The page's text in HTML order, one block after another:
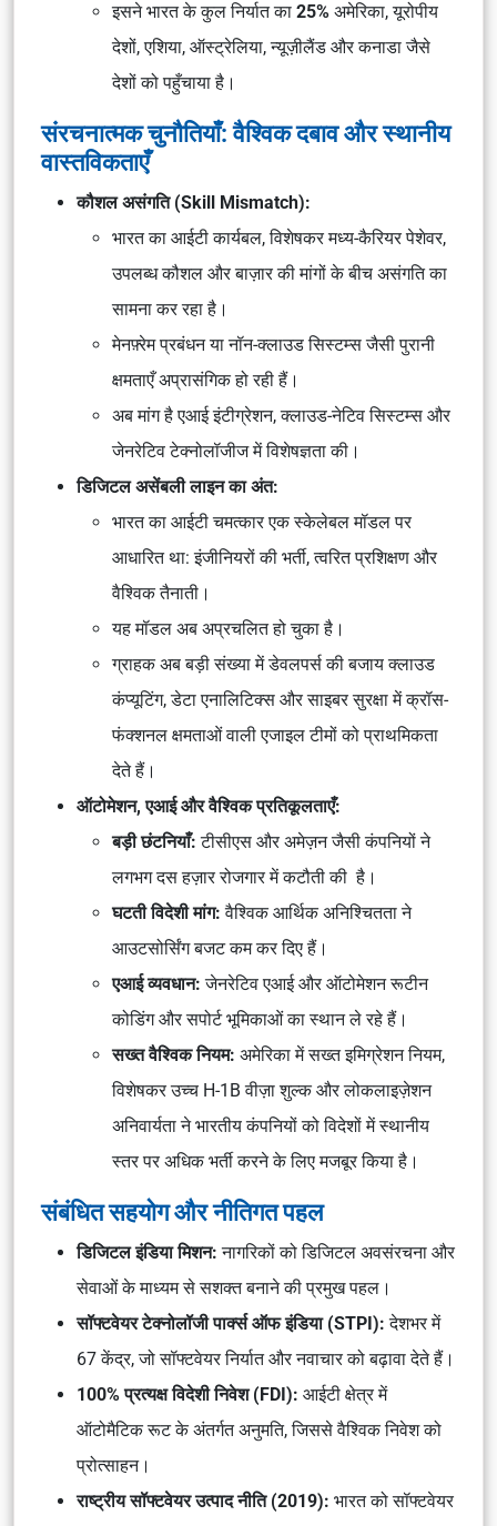
इसने भारत के कुल निर्यात का 25% अमेरिका, यूरोपीय
देशों, एशिया, ऑस्ट्रेलिया, न्यूज़ीलैंड और कनाडा जैसे
देशों को पहुँचाया है।
संरचनात्मक चुनौतियाँ: वैश्विक दबाव और स्थानीय
वास्तविकताएँ
कौशल असंगति (Skill Mismatch):
भारत का आईटी कार्यबल, विशेषकरमध्य-कैरियर पेशेवर,
उपलब्ध कौशल और बाज़ार की मांगों के बीच असंगति का
सामना कर रहा है।
मेनफ़्रेम प्रबंधनयानॉन-क्लाउड सिस्टम्सजैसी पुरानी
क्षमताएँ अप्रासंगिक हो रही हैं।
अब मांग हैएआई इंटीग्रेशन, क्लाउड-नेटिव सिस्टम्स और
जेनरेटिव टेक्नोलॉजीजमें विशेषज्ञता की।
डिजिटल असेंबली लाइन का अंत:
भारत का आईटी चमत्कार एक स्केलेबल मॉडल पर
आधारित था:इंजीनियरों की भर्ती, त्वरित प्रशिक्षण और
वैश्विक तैनाती ।
यह मॉडल अब अप्रचलित हो चुका है।
ग्राहक अब बड़ी संख्या में डेवलपर्स की बजायक्लाउड
कंप्यूटिंग, डेटा एनालिटिक्स और साइबर सुरक्षामें क्रॉस-
फंक्शनल क्षमताओं वालीएजाइल टीमोंको प्राथमिकता
देते हैं।
ऑटोमेशन, एआई और वैश्विक प्रतिकूलताएँ:
बड़ी छंटनियाँ: टीसीएस और अमेज़न जैसी कंपनियों ने
लगभगदस हज़ार रोजगार में कटौती की है।
घटती विदेशी मांग: वैश्विक आर्थिक अनिश्चितता ने
आउटसोर्सिंग बजट कम कर दिए हैं।
एआई व्यवधान: जेनरेटिव एआई और ऑटोमेशनरूटीन
कोडिंग और सपोर्ट भूमिकाओंका स्थान ले रहे हैं।
सख्त वैश्विक नियम: अमेरिका में सख्तइमिग्रेशन नियम,
विशेषकरउच्च H-1B वीज़ा शुल्कऔरलोकलाइज़ेशन
अनिवार्यताने भारतीय कंपनियों को विदेशों में स्थानीय
स्तर पर अधिक भर्ती करने के लिए मजबूर किया है।
संबंधित सहयोग और नीतिगत पहल
डिजिटल इंडिया मिशन: नागरिकों को डिजिटल अवसंरचना और
सेवाओं के माध्यम से सशक्त बनाने की प्रमुख पहल।
सॉफ्टवेयर टेक्नोलॉजी पार्क्स ऑफ इंडिया (STPI): देशभर में
67 केंद्र, जो सॉफ्टवेयर निर्यात और नवाचार को बढ़ावा देते हैं।
100% प्रत्यक्ष विदेशी निवेश (FDI): आईटी क्षेत्र में
ऑटोमैटिक रूटके अंतर्गत अनुमति, जिससे वैश्विक निवेश को
प्रोत्साहन।
राष्ट्रीय सॉफ्टवेयर उत्पाद नीति (2019): भारत कोसॉफ्टवेयर